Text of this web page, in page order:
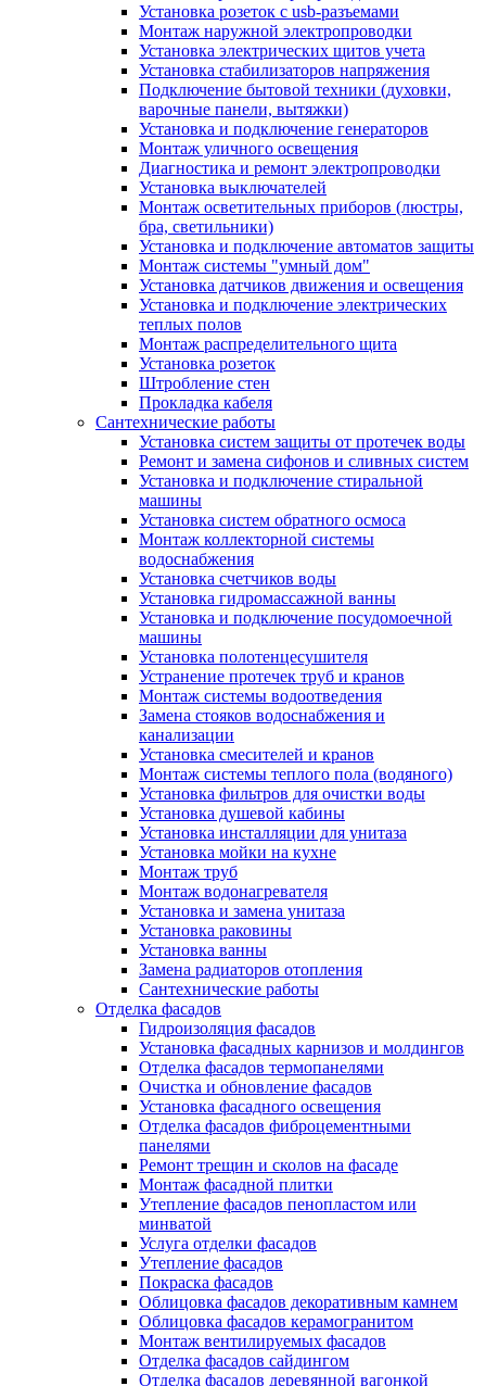
Установка розеток с usb-разъемами
Монтаж наружной электропроводки
Установка электрических щитов учета
Установка стабилизаторов напряжения
Подключение бытовой техники (духовки,
варочные панели, вытяжки)
Установка и подключение генераторов
Монтаж уличного освещения
Диагностика и ремонт электропроводки
Установка выключателей
Монтаж осветительных приборов (люстры,
бра, светильники)
Установка и подключение автоматов защиты
Монтаж системы "умный дом"
Установка датчиков движения и освещения
Установка и подключение электрических
теплых полов
Монтаж распределительного щита
Установка розеток
Штробление стен
Прокладка кабеля
Сантехнические работы
Установка систем защиты от протечек воды
Ремонт и замена сифонов и сливных систем
Установка и подключение стиральной
машины
Установка систем обратного осмоса
Монтаж коллекторной системы
водоснабжения
Установка счетчиков воды
Установка гидромассажной ванны
Установка и подключение посудомоечной
машины
Установка полотенцесушителя
Устранение протечек труб и кранов
Монтаж системы водоотведения
Замена стояков водоснабжения и
канализации
Установка смесителей и кранов
Монтаж системы теплого пола (водяного)
Установка фильтров для очистки воды
Установка душевой кабины
Установка инсталляции для унитаза
Установка мойки на кухне
Монтаж труб
Монтаж водонагревателя
Установка и замена унитаза
Установка раковины
Установка ванны
Замена радиаторов отопления
Сантехнические работы
Отделка фасадов
Гидроизоляция фасадов
Установка фасадных карнизов и молдингов
Отделка фасадов термопанелями
Очистка и обновление фасадов
Установка фасадного освещения
Отделка фасадов фиброцементными
панелями
Ремонт трещин и сколов на фасаде
Монтаж фасадной плитки
Утепление фасадов пенопластом или
минватой
Услуга отделки фасадов
Утепление фасадов
Покраска фасадов
Облицовка фасадов декоративным камнем
Облицовка фасадов керамогранитом
Монтаж вентилируемых фасадов
Отделка фасадов сайдингом
Отделка фасадов деревянной вагонкой